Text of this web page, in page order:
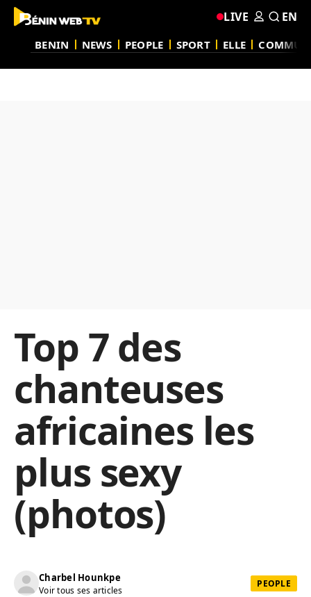
BENIN NEWS PEOPLE SPORT ELLE
LIVE EN
Top 7 des
chanteuses
africaines les
plus sexy
(photos)
Charbel Hounkpe
Voir tous ses articles
PEOPLE